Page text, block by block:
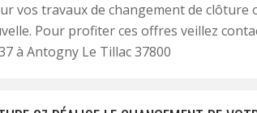
vos travaux de changement de clôture
Pour profiter ces offres veillez
à Antogny Le Tillac 37800